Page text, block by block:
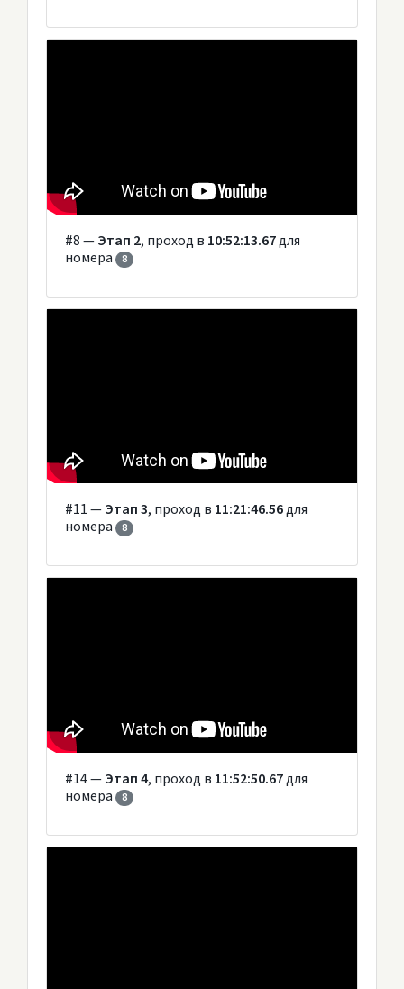
#8 —Этап 2, проход в 10:52:13.67для
номера
8
#11 —Этап 3, проход в 11:21:46.56для
номера
8
#14 —Этап 4, проход в 11:52:50.67для
номера
8